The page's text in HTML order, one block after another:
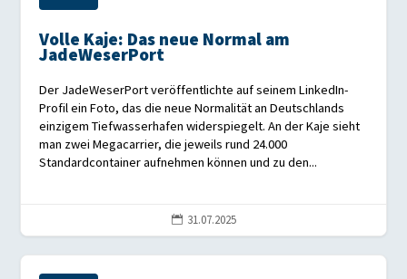
Volle Kaje: Das neue Normal am
JadeWeserPort
Der JadeWeserPort veröffentlichte auf seinem LinkedIn-
Profil ein Foto, das die neue Normalität an Deutschlands
einzigem Tiefwasserhafen widerspiegelt. An der Kaje sieht
man zwei Megacarrier, die jeweils rund 24.000
Standardcontainer aufnehmen können und zu den...
 31.07.2025